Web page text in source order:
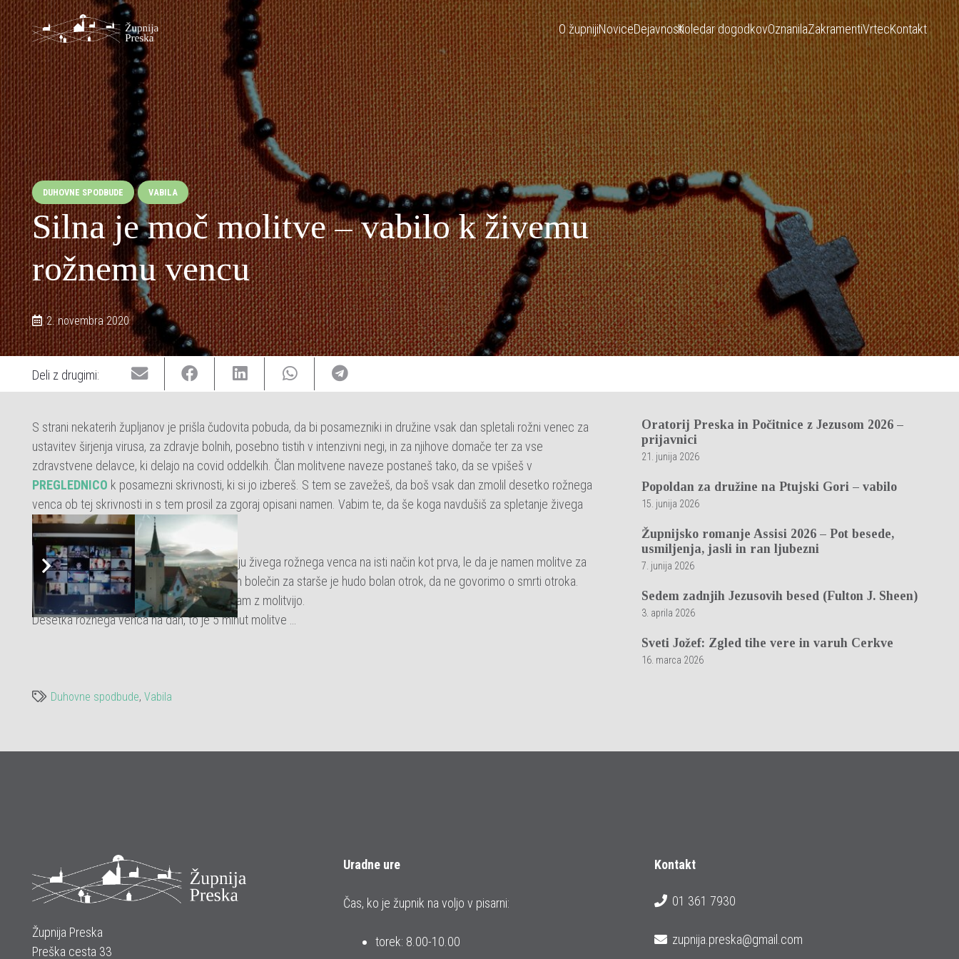
O župnijiNoviceDejavnostiKoledar dogodkovOznanilaZakramentiVrtecKontakt
DUHOVNE SPODBUDE VABILA
Silna je moč molitve – vabilo k živemu
rožnemu vencu
2. novembra 2020
Deli z drugimi:
S strani nekaterih župljanov je prišla čudovita pobuda, da bi posamezniki in družine vsak dan spletali rožni venec za
ustavitev širjenja virusa, za zdravje bolnih, posebno tistih v intenzivni negi, in za njihove domače ter za vse
zdravstvene delavce, ki delajo na covid oddelkih. Član molitvene naveze postaneš tako, da se vpišeš v
PREGLEDNICO k posamezni skrivnosti, ki si jo izbereš. S tem se zavežeš, da boš vsak dan zmolil desetko rožnega
venca ob tej skrivnosti in s tem prosil za zgoraj opisani namen. Vabim te, da še koga navdušiš za spletanje živega
rožnega venca.
DRUGA PREGLEDNICAtudi vabi k spletanju živega rožnega venca na isti način kot prva, le da je namen molitve za
bolne otroke in njihove starše. Ena najhujših bolečin za starše je hudo bolan otrok, da ne govorimo o smrti otroka.
Pomagajmo tem tako preizkušenim družinam z molitvijo.
Desetka rožnega venca na dan, to je 5 minut molitve …
Duhovne spodbude,Vabila
Oratorij Preska in Počitnice z Jezusom 2026 –
prijavnici
21. junija 2026
Popoldan za družine na Ptujski Gori – vabilo
15. junija 2026
Župnijsko romanje Assisi 2026 – Pot besede,
usmiljenja, jasli in ran ljubezni
7. junija 2026
Sedem zadnjih Jezusovih besed (Fulton J. Sheen)
3. aprila 2026
Sveti Jožef: Zgled tihe vere in varuh Cerkve
16. marca 2026
Župnija Preska
Preška cesta 33
Uradne ure
Čas, ko je župnik na voljo v pisarni:
torek: 8.00-10.00
Kontakt
01 361 7930
zupnija.preska@gmail.com